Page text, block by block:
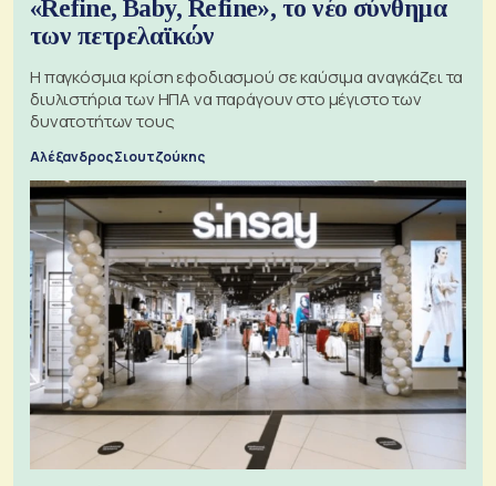
«Refine, Baby, Refine», το νέο σύνθημα
των πετρελαϊκών
Η παγκόσμια κρίση εφοδιασμού σε καύσιμα αναγκάζει τα
διυλιστήρια των ΗΠΑ να παράγουν στο μέγιστο των
δυνατοτήτων τους
Αλέξανδρος Σιουτζούκης